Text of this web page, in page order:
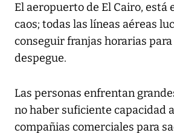
El aeropuerto de El Cairo, está
caos; todas las líneas aéreas
conseguir franjas horarias
despegue.
Las personas enfrentan
no haber suficiente capacidad
compañias comerciales para